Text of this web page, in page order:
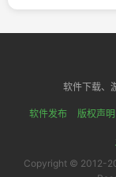
软件下载、
软件发布 版权声明
Copyright © 2012-